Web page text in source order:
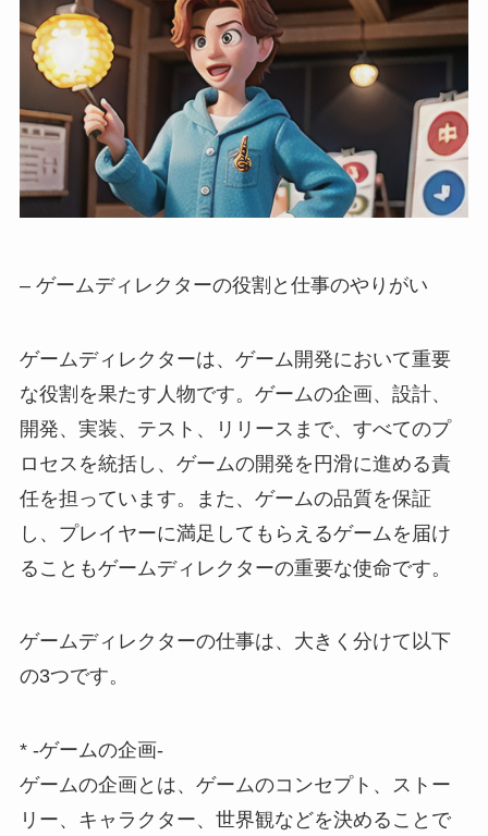
– ゲームディレクターの役割と仕事のやりがい
ゲームディレクターは、ゲーム開発において重要
な役割を果たす人物です。ゲームの企画、設計、
開発、実装、テスト、リリースまで、すべてのプ
ロセスを統括し、ゲームの開発を円滑に進める責
任を担っています。また、ゲームの品質を保証
し、プレイヤーに満足してもらえるゲームを届け
ることもゲームディレクターの重要な使命です。
ゲームディレクターの仕事は、大きく分けて以下
の3つです。
* -ゲームの企画-
ゲームの企画とは、ゲームのコンセプト、ストー
リー、キャラクター、世界観などを決めることで